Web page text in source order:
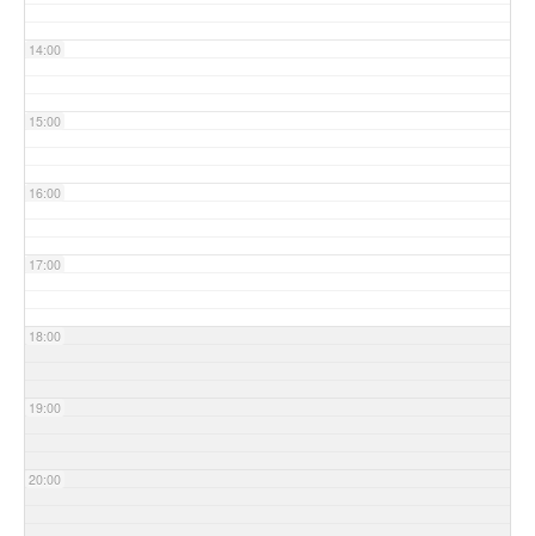
14:00
15:00
16:00
17:00
18:00
19:00
20:00